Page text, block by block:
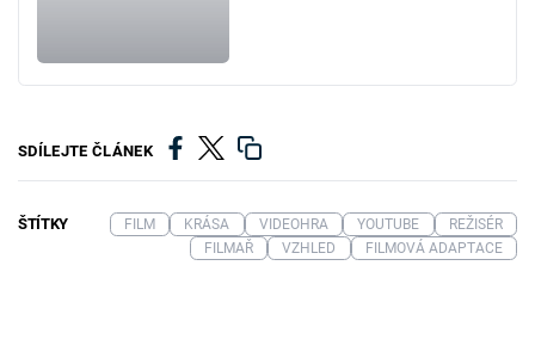
SDÍLEJTE ČLÁNEK
ŠTÍTKY FILM KRÁSA VIDEOHRA YOUTUBE
REŽISÉR
FILMAŘ
VZHLED FILMOVÁ ADAPTACE